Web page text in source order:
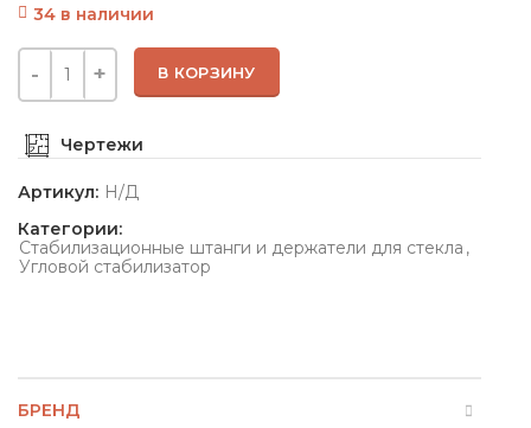
34 в наличии
В КОРЗИНУ
Чертежи
Артикул: Н/Д
Категории:
Стабилизационные штанги и держатели для стекла ,
Угловой стабилизатор
БРЕНД